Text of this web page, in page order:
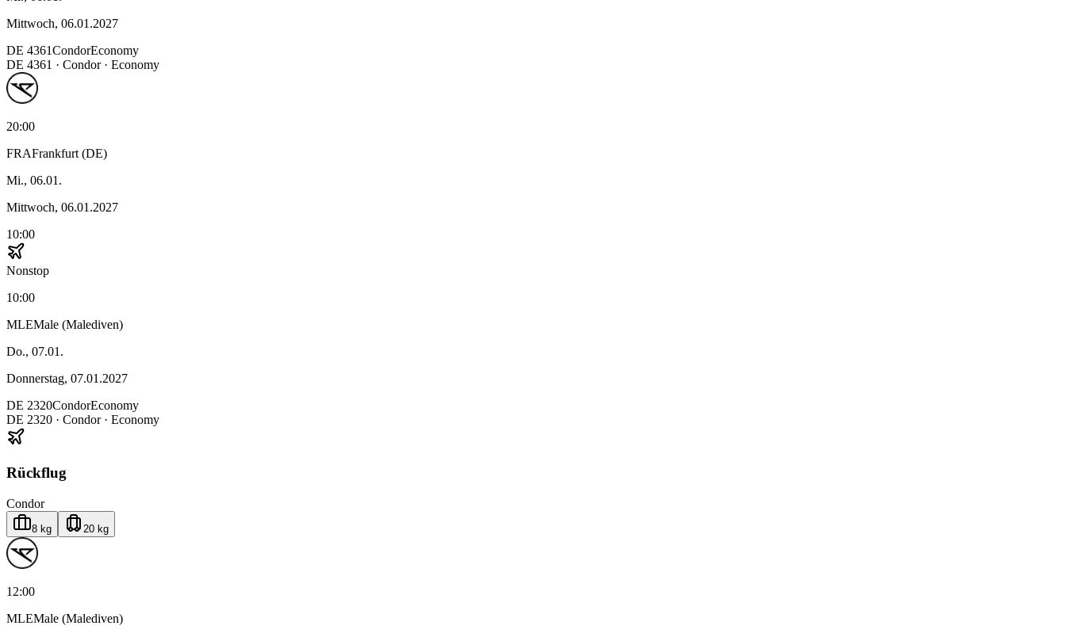
Mittwoch, 06.01.2027
DE 4361CondorEconomy
DE 4361 · Condor· Economy
20:00
FRAFrankfurt (DE)
Mi., 06.01.
Mittwoch, 06.01.2027
10:00
Nonstop
10:00
MLEMale (Malediven)
Do., 07.01.
Donnerstag, 07.01.2027
DE 2320CondorEconomy
DE 2320 · Condor· Economy
Rückflug
Condor
8 kg 20 kg
12:00
MLEMale (Malediven)